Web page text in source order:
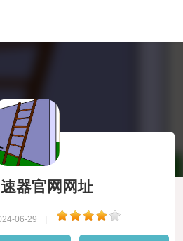
器官网网址
06-29